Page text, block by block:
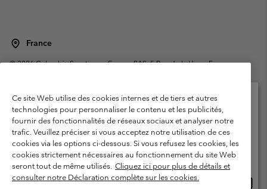
France
©2026Columbia Sportswear Europe SAS. 5 Rue de la Haye, Espace
Garanties Légales
Politique de confidentialité
Conditions d'utilisation - Membres
Conditions D'utilisation - Contenu généré par l'utilisateur
Impressum
Cookies
Public CBCR
Ce site Web utilise des cookies internes et de tiers et autres
technologies pour personnaliser le contenu et les publicités,
fournir des fonctionnalités de réseaux sociaux et analyser notre
trafic. Veuillez préciser si vous acceptez notre utilisation de ces
cookies via les options ci-dessous. Si vous refusez les cookies, les
cookies strictement nécessaires au fonctionnement du site Web
seront tout de même utilisés. Cliquez ici pour plus de détails et
consulter notre Déclaration complète sur les cookies.
Veuillez sélectionner votre pays d’expédition et
votre langue
Achats en ligne disponibles
United States